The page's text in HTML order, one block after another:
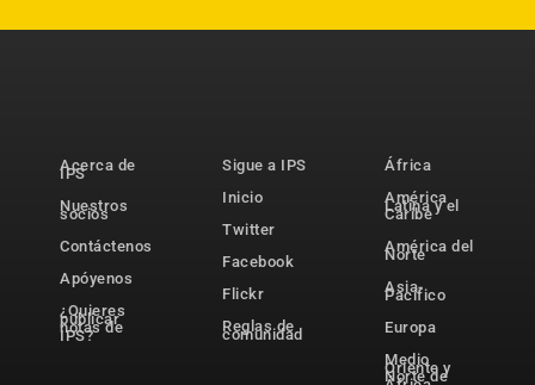
Acerca de
IPS
Nuestros
socios
Contáctenos
Apóyenos
¿Quieres
publicar
notas de
IPS?
Sigue a IPS
Inicio
Twitter
Facebook
Flickr
Reglas de
comunidad
África
América
Latina y el
Caribe
América del
Norte
Asia-
Pacífico
Europa
Medio
Oriente y
Norte de